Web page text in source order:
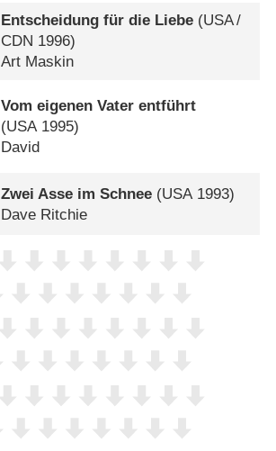
Entscheidung für die Liebe (USA/
CDN 1996)
Art Maskin
Vom eigenen Vater entführt
(USA 1995)
David
Zwei Asse im Schnee (USA 1993)
Dave Ritchie